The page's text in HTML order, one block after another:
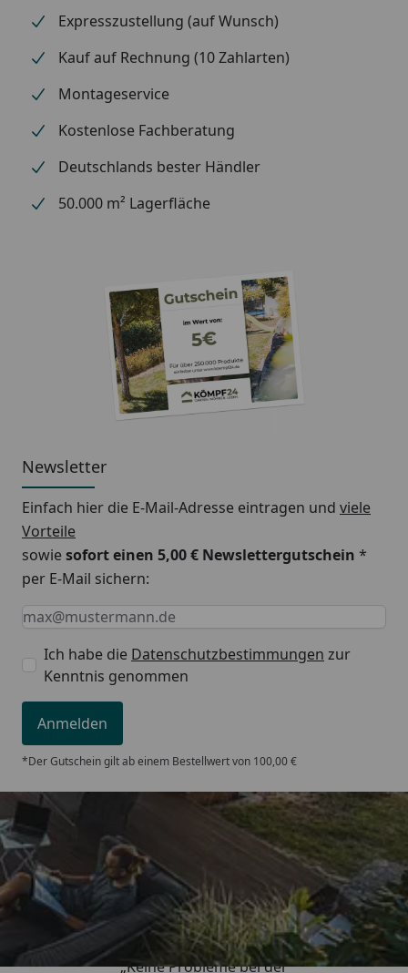
Verwendbar zu jedem Standard-Heizstab mit
Schukostecker
Die Steuerungen sind nur in Verbindung mit
Heizstab Typ 1 sinnvoll!
Expresszustellung (auf Wunsch)
Kauf auf Rechnung (10 Zahlarten)
Montageservice
Kostenlose Fachberatung
Deutschlands bester Händler
50.000 m² Lagerfläche
Newsletter
Einfach hier die E-Mail-Adresse eintragen und viele
Vorteile
sowiesofort einen 5,00 € Newslettergutschein *
per E-Mail sichern:
Keine Eingabe erforderlich
Eingabe erforderlich
E-Mail *
Ich habe die Datenschutzbestimmungen zur
Kenntnis genommen
Anmelden
*Der Gutschein gilt ab einem Bestellwert von 100,00 €
Trusted Shops
5,00/ 5
„Keine Probleme bei der